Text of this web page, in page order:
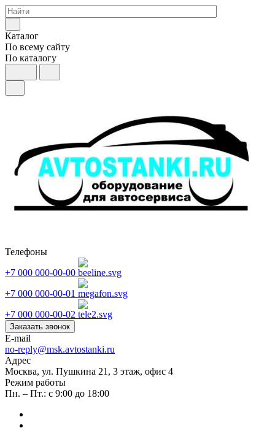
Каталог
По всему сайту
По каталогу
Телефоны
+7 000 000-00-00
+7 000 000-00-01
+7 000 000-00-02
Заказать звонок
E-mail
no-reply@msk.avtostanki.ru
Адрес
Москва, ул. Пушкина 21, 3 этаж, офис 4
Режим работы
Пн. – Пт.: с 9:00 до 18:00